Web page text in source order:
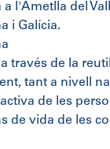
l'Ametlla del
i Galícia.
través de la
tant a nivell
de les
de vida de les